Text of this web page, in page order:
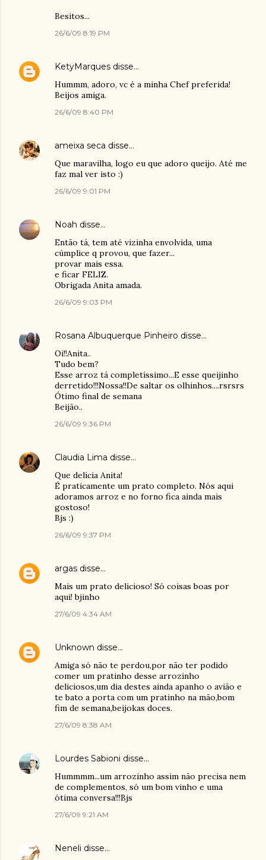
Besitos...
26/6/09 8:19 PM
KetyMarques disse…
Hummm, adoro, vc é a minha Chef preferida!
Beijos amiga.
26/6/09 8:40 PM
ameixa seca disse…
Que maravilha, logo eu que adoro queijo. Até me
faz mal ver isto :)
26/6/09 9:01 PM
Noah disse…
Então tá, tem até vizinha envolvida, uma
cúmplice q provou, que fazer...
provar mais essa.
e ficar FELIZ.
Obrigada Anita amada.
26/6/09 9:03 PM
Rosana Albuquerque Pinheiro disse…
Oi!!Anita..
Tudo bem?
Esse arroz tá completíssimo...E esse queijinho
derretido!!!Nossa!!De saltar os olhinhos....rsrsrs
Ótimo final de semana
Beijão..
26/6/09 9:36 PM
Claudia Lima disse…
Que delícia Anita!
É praticamente um prato completo. Nós aqui
adoramos arroz e no forno fica ainda mais
gostoso!
Bjs :)
26/6/09 9:37 PM
argas disse…
Mais um prato delicioso! Só coisas boas por
aqui! bjinho
27/6/09 4:34 AM
Unknown disse…
Amiga só não te perdou,por não ter podido
comer um pratinho desse arrozinho
deliciosos,um dia destes ainda apanho o avião e
te bato a porta com um pratinho na mão,bom
fim de semana,beijokas doces.
27/6/09 8:38 AM
Lourdes Sabioni disse…
Hummmm...um arrozinho assim não precisa nem
de complementos, só um bom vinho e uma
ótima conversa!!!Bjs
27/6/09 9:21 AM
Neneli disse…